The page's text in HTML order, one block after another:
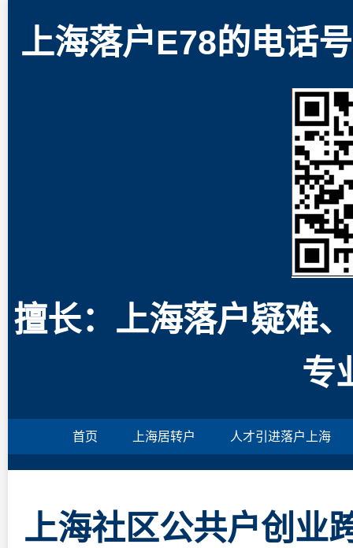
上海落户E78的电话
擅长：上海落户疑难
专
首页 上海居转户 人才引进落户上海
上海社区公共户创业